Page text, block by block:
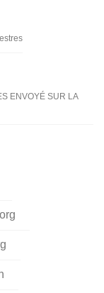
ENVOYÉ SUR LA